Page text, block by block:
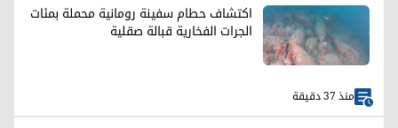
اكتشاف حطام سفينة رومانية محملة بمئات
الجرات الفخارية قبالة صقلية
منذ 37 دقيقة